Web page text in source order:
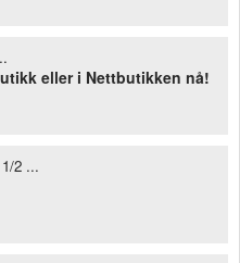
eller i Nettbutikken nå!
2 ...